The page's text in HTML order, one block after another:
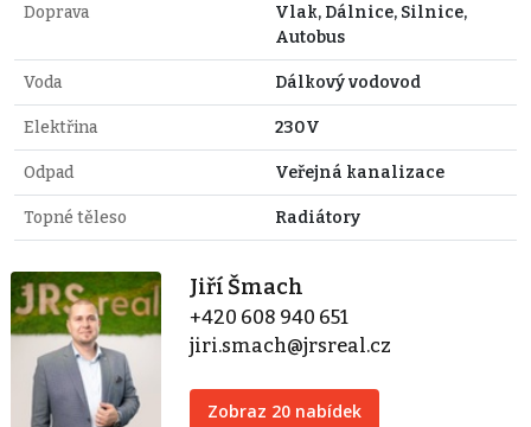
Doprava
Vlak, Dálnice, Silnice,
Autobus
Voda Dálkový vodovod
Elektřina 230V
Odpad Veřejná kanalizace
Topné těleso Radiátory
Jiří Šmach
+420 608 940 651
jiri.smach@jrsreal.cz
Zobraz 20 nabídek